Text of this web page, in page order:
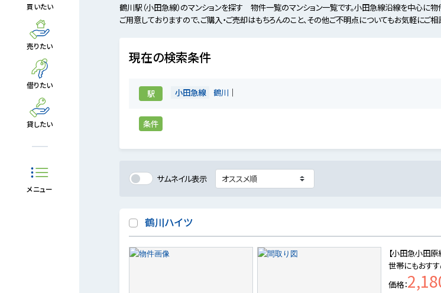
買いたい
売りたい
借りたい
貸したい
メニュー
鶴川駅（小田急線）のマンションを探す 物件一覧のマンション一覧です。小田急線沿線を中心に
ご用意しておりますので、ご購入・ご売却はもちろんのこと、その他ご不明点についてもお気軽にご相
現在の検索条件
駅 小田急線 鶴川
条件
サムネイル表示
鶴川ハイツ
【小田急小田
世帯にもおす
価格